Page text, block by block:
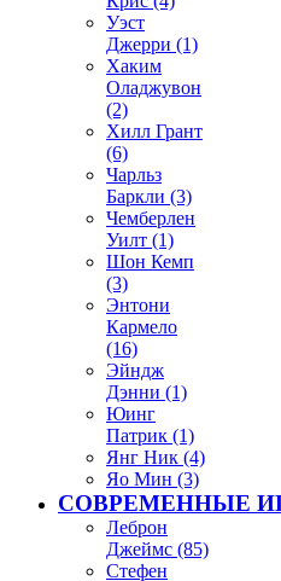
Уэст
Джерри (1)
Хаким
Оладжувон
(2)
Хилл Грант
(6)
Чарльз
Баркли (3)
Чемберлен
Уилт (1)
Шон Кемп
(3)
Энтони
Кармело
(16)
Эйндж
Дэнни (1)
Юинг
Патрик (1)
Янг Ник (4)
Яо Мин (3)
СОВРЕМЕННЫЕ
Леброн
Джеймс (85)
Стефен